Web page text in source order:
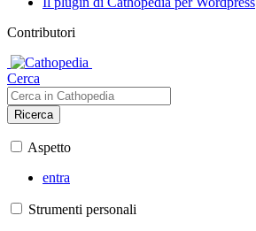
Contributori
Cerca
Ricerca
Aspetto
entra
Strumenti personali